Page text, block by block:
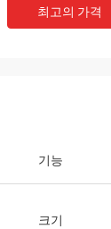
최고의 가격
기능
크기